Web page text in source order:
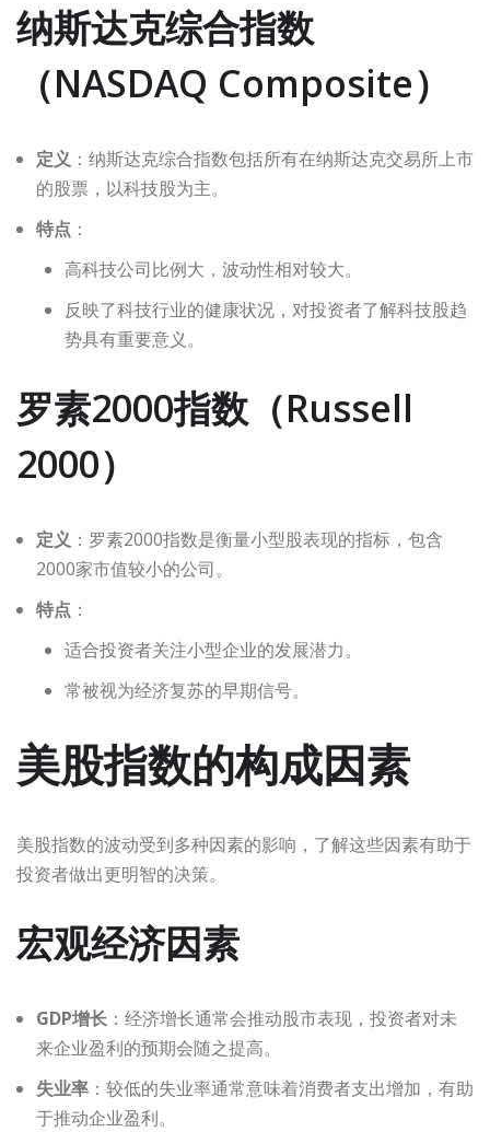
纳斯达克综合指数
（NASDAQ Composite）
定义 ：纳斯达克综合指数包括所有在纳斯达克交易所上市
的股票，以科技股为主。
特点 ：
高科技公司比例大，波动性相对较大。
反映了科技行业的健康状况，对投资者了解科技股趋
势具有重要意义。
罗素2000指数（Russell
2000）
定义 ：罗素2000指数是衡量小型股表现的指标，包含
2000家市值较小的公司。
特点 ：
适合投资者关注小型企业的发展潜力。
常被视为经济复苏的早期信号。
美股指数的构成因素
美股指数的波动受到多种因素的影响，了解这些因素有助于
投资者做出更明智的决策。
宏观经济因素
GDP增长 ：经济增长通常会推动股市表现，投资者对未
来企业盈利的预期会随之提高。
失业率 ：较低的失业率通常意味着消费者支出增加，有助
于推动企业盈利。